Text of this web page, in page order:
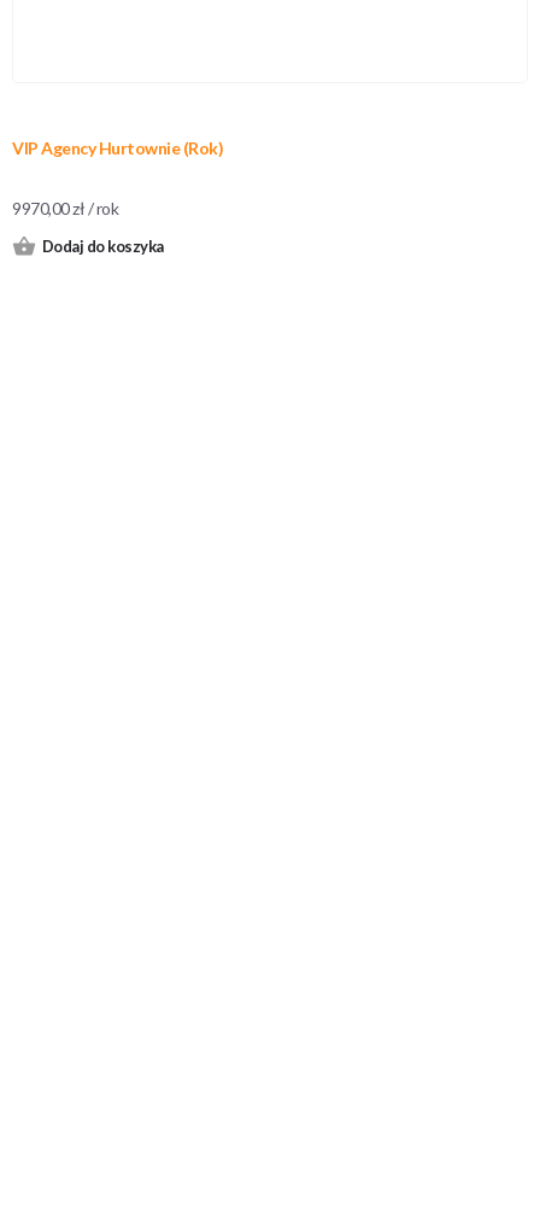
VIP Agency Hurtownie (Rok)
9970,00zł/ rok
Dodaj do koszyka